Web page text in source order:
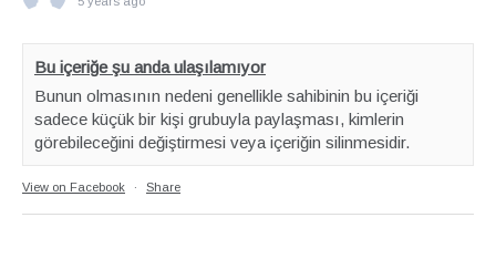
Bu içeriğe şu anda ulaşılamıyor
Bunun olmasının nedeni genellikle sahibinin bu içeriği
sadece küçük bir kişi grubuyla paylaşması, kimlerin
görebileceğini değiştirmesi veya içeriğin silinmesidir.
View on Facebook · Share